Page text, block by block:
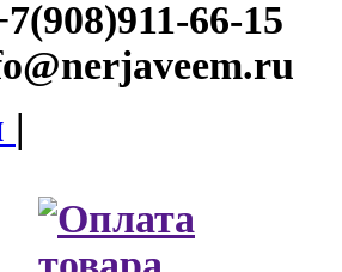
66-15
|